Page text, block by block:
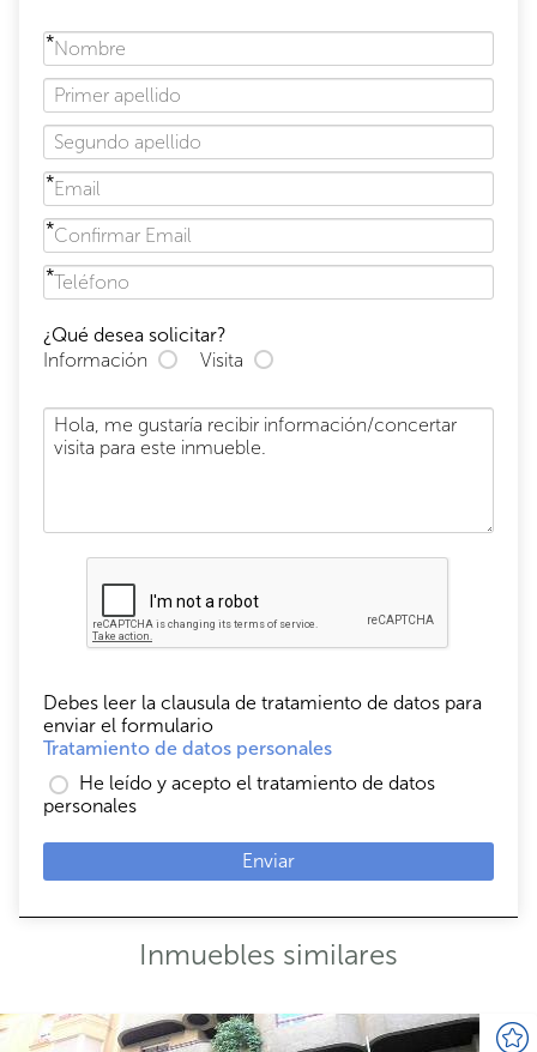
¿Qué desea solicitar?
Información
Visita
Debes leer la clausula de tratamiento de datos para
enviar el formulario
Tratamiento de datos personales
He leído y acepto el tratamiento de datos
personales
Enviar
Inmuebles similares